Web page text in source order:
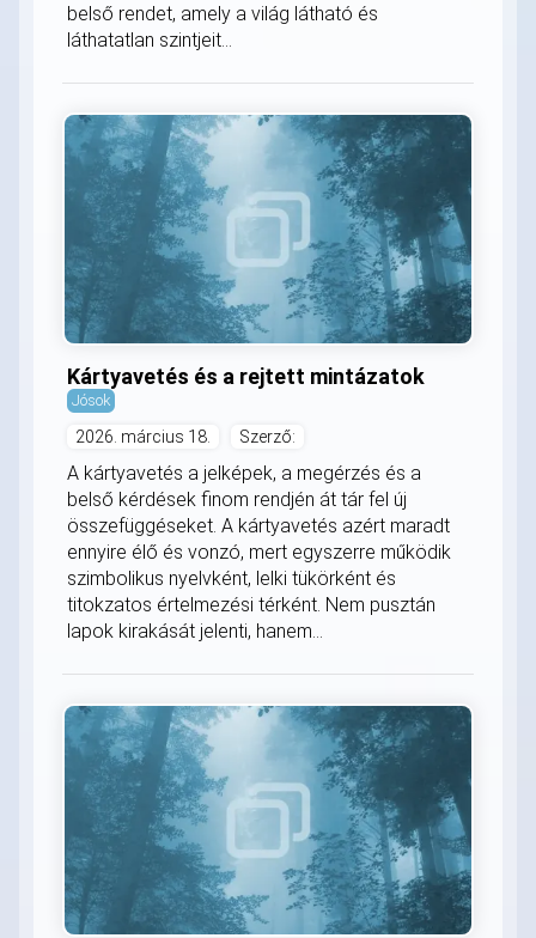
belső rendet, amely a világ látható és
láthatatlan szintjeit...
Kártyavetés és a rejtett mintázatok
Jósok
2026. március 18. Szerző:
A kártyavetés a jelképek, a megérzés és a
belső kérdések finom rendjén át tár fel új
összefüggéseket. A kártyavetés azért maradt
ennyire élő és vonzó, mert egyszerre működik
szimbolikus nyelvként, lelki tükörként és
titokzatos értelmezési térként. Nem pusztán
lapok kirakását jelenti, hanem...